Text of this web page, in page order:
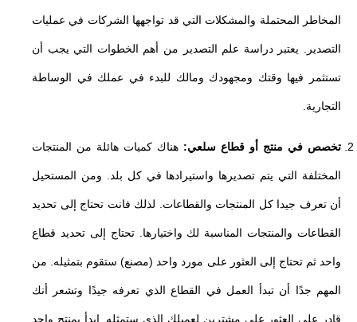
المخاطر المحتملة والمشكلات التي قد تواجهها الشركات في عمليات
التصدير. يعتبر دراسة علم التصدير من أهم الخطوات التي يجب أن
تستثمر فيها وقتك ومجهودك ومالك للبدء في عملك في الوساطة
التجارية.
تخصص في منتج أو قطاع سلعي: هناك كميات هائلة من المنتجات
المختلفة التي يتم تصديرها واستيرادها في كل بلد. ومن المستحيل
أن تعرف جيدا كل المنتجات والقطاعات. لذلك فانت تحتاج إلى تحديد
القطاعات والمنتجات المناسبة لك واختيارها. تحتاج إلى تحديد قطاع
واحد ثم تحتاج إلى العثور على مورد واحد (مصنع) ستقوم بتمثيله. من
المهم جدًا أن تبدأ العمل في القطاع الذي تعرفه جيدًا وتشعر أنك
قادر على العثور على مشترين لعميلك الذي ستمثله. ابدأ بمنتج واحد